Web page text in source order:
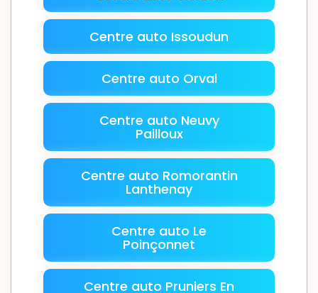
Centre auto Issoudun
Centre auto Orval
Centre auto Neuvy
Pailloux
Centre auto Romorantin
Lanthenay
Centre auto Le
Poinçonnet
Centre auto Pruniers En